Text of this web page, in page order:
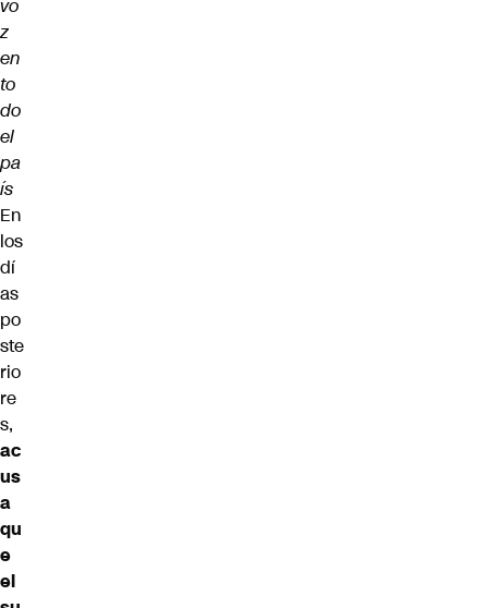
vo
z
en
to
do
el
pa
ís
En
los
dí
as
po
ste
rio
re
s,
ac
us
a
qu
e
el